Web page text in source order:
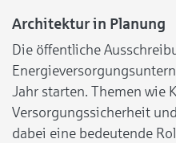
Architektur in Planung
Die öffentliche
Jahr starten. Themen wie
Versorgungssicherheit
dabei eine bedeutende